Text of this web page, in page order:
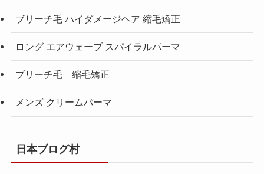
ブリーチ毛 ハイダメージヘア 縮毛矯正
ロング エアウェーブ スパイラルパーマ
ブリーチ毛 縮毛矯正
メンズ クリームパーマ
日本ブログ村